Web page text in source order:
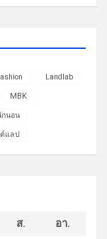
Landlab
MBK
นอน
แลป
ส.
อา.